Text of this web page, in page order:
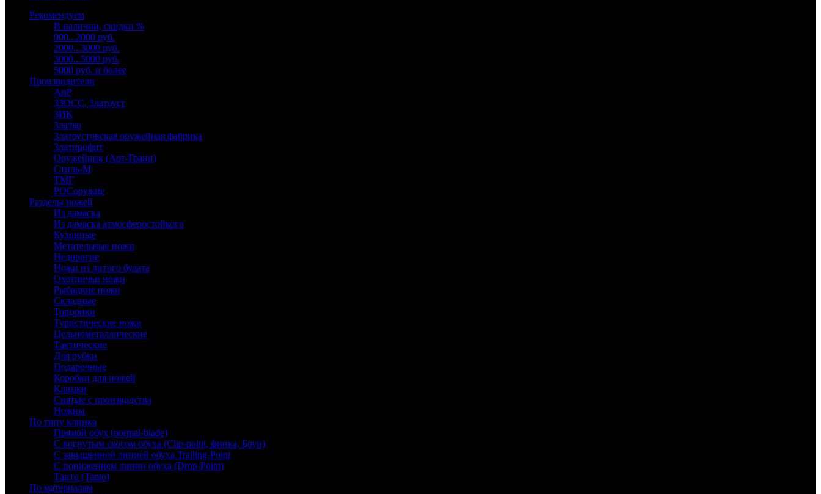
Рекомендуем
В наличии, скидки %
900...2000 руб.
2000...3000 руб.
3000...5000 руб.
5000 руб. и более
Производители
АиР
ЗЗОСС, Златоуст
ЗИК
Златко
Златоустовская оружейная фабрика
Златпрофит
Оружейник (Арт-Грани)
Стиль-М
ТМГ
РОСоружие
Разделы ножей
Из дамаска
Из дамаска атмосферостойкого
Кухонные
Метательные ножи
Недорогие
Ножи из литого булата
Охотничьи ножи
Рыбацкие ножи
Складные
Топорики
Туристические ножи
Цельнометаллические
Тактические
Для рубки
Подарочные
Коробки для ножей
Клинки
Снятые с производства
Ножны
По типу клинка
Прямой обух (normal-blade)
С вогнутым скосом обуха (Clip-point, финка, Боуи)
С завышенной линией обуха Trailing-Point
С понижением линии обуха (Drop-Point)
Танто (Tanto)
По материалам